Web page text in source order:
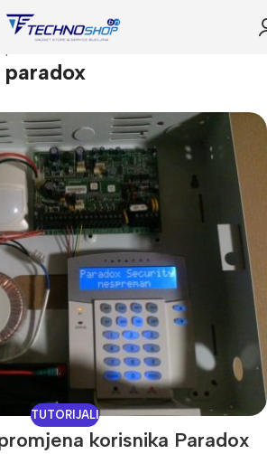
TUTORIJALI
korisnika Paradox